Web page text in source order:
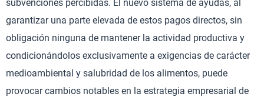
subvenciones percibidas. El nuevo sistema de ayudas, al
garantizar una parte elevada de estos pagos directos, sin
obligación ninguna de mantener la actividad productiva y
condicionándolos exclusivamente a exigencias de carácter
medioambiental y salubridad de los alimentos, puede
provocar cambios notables en la estrategia empresarial de